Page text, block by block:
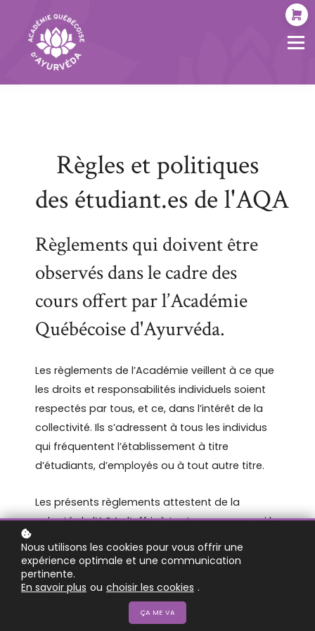
Règles et politiques
des étudiant.es de l'AQA
Règlements qui doivent être
observés dans le cadre des
cours offert par l’Académie
Québécoise d'Ayurvéda.
Les règlements de l’Académie veillent à ce que
les droits et responsabilités individuels soient
respectés par tous, et ce, dans l’intérêt de la
collectivité. Ils s’adressent à tous les individus
qui fréquentent l’établissement à titre
d’étudiants, d’employés ou à tout autre titre.
Les présents règlements attestent de la
volonté de l’AQA d’offrir à toute personne qui le
fréquente un milieu de vie respectueux et juste.
Ils ont pour aspiration d’offrir un environnement
opportun aux activités de l’AQA, ainsi que
d’assurer le bien-être et le respect aux
personnes qui le fréquentent.
Nous utilisons les cookies pour vous offrir une
expérience optimale et une communication
pertinente.
En savoir plus ou choisir les cookies .
ÇA ME VA